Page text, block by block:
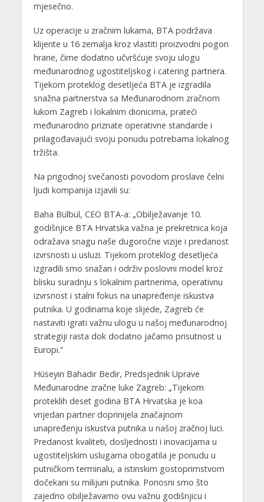
mjesečno.
Uz operacije u zračnim lukama, BTA podržava
klijente u 16 zemalja kroz vlastiti proizvodni pogon
hrane, čime dodatno učvršćuje svoju ulogu
međunarodnog ugostiteljskog i catering partnera.
Tijekom proteklog desetljeća BTA je izgradila
snažna partnerstva sa Međunarodnom zračnom
lukom Zagreb i lokalnim dionicima, prateći
međunarodno priznate operativne standarde i
prilagođavajući svoju ponudu potrebama lokalnog
tržišta.
Na prigodnoj svečanosti povodom proslave čelni
ljudi kompanija izjavili su:
Baha Bülbül, CEO BTA-a: „Obilježavanje 10.
godišnjice BTA Hrvatska važna je prekretnica koja
odražava snagu naše dugoročne vizije i predanost
izvrsnosti u usluzi. Tijekom proteklog desetljeća
izgradili smo snažan i održiv poslovni model kroz
blisku suradnju s lokalnim partnerima, operativnu
izvrsnost i stalni fokus na unapređenje iskustva
putnika. U godinama koje slijede, Zagreb će
nastaviti igrati važnu ulogu u našoj međunarodnoj
strategiji rasta dok dodatno jačamo prisutnost u
Europi.“
Hüseyin Bahadır Bedir, Predsjednik Uprave
Međunarodne zračne luke Zagreb: „Tijekom
proteklih deset godina BTA Hrvatska je koa
vrijedan partner doprinijela značajnom
unapređenju iskustva putnika u našoj zračnoj luci.
Predanost kvaliteti, dosljednosti i inovacijama u
ugostiteljskim uslugama obogatila je ponudu u
putničkom terminalu, a istinskim gostoprimstvom
dočekani su milijuni putnika. Ponosni smo što
zajedno obilježavamo ovu važnu godišnjicu i